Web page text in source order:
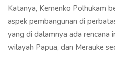
Katanya, Kemenko Polhukam
aspek pembangunan di
yang di dalamnya ada rencana
wilayah Papua, dan Merauke